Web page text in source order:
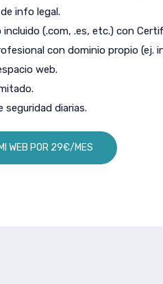
info legal.
incluido (.com, .es, etc.) con
con dominio propio (ej.
web.
seguridad diarias.
WEB POR 29€/MES